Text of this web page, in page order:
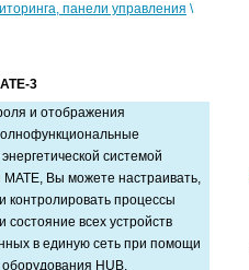
панели управления \
3
и отображения
системой
Вы можете настраивать,
контролировать процессы
состояние всех устройств
в единую сеть при помощи
HUB.